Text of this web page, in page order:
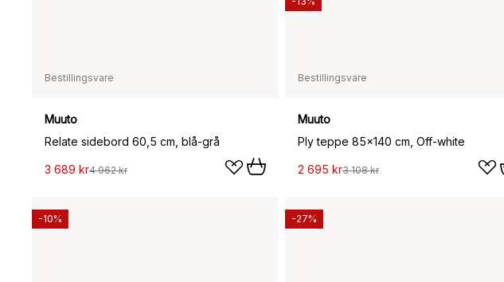
Bestillingsvare
Muuto
Relate sidebord 60,5 cm, blå-grå
3 689 kr4 962 kr
Bestillingsvare
Muuto
Ply teppe 85x140 cm, Off-white
2 695 kr3 108 kr
-10% -27%